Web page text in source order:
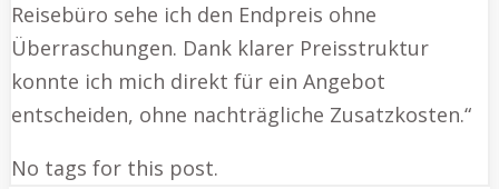
Reisebüro sehe ich den Endpreis ohne
Überraschungen. Dank klarer Preisstruktur
konnte ich mich direkt für ein Angebot
entscheiden, ohne nachträgliche Zusatzkosten.“
No tags for this post.